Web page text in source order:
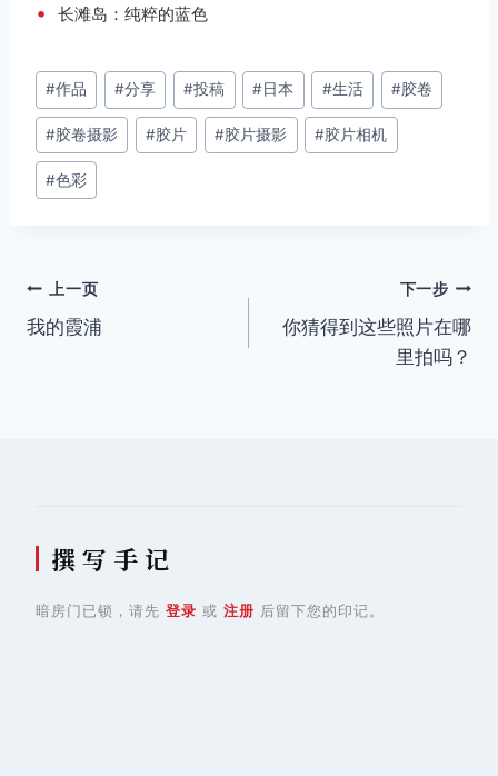
• 长滩岛：纯粹的蓝色
文
章
标
签：
#作品 #分享 #投稿 #日本 #生活 #胶卷
#胶卷摄影 #胶片 #胶片摄影 #胶片相机
#色彩
文
章
上一页
我的霞浦
下一步
你猜得到这些照片在哪
里拍吗？
撰 写 手 记
暗房门已锁，请先 登录 或 注册 后留下您的印记。